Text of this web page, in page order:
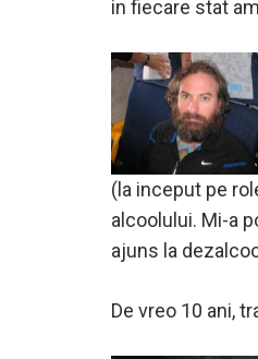
in fiecare stat
(la inceput pe
alcoolului. Mi-a
ajuns la
De vreo 10 ani,